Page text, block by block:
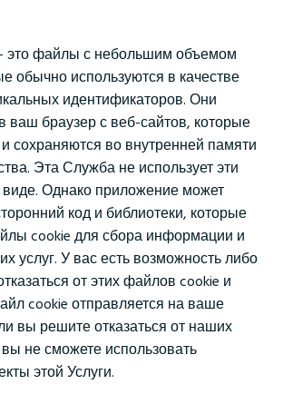
это файлы с небольшим объемом
обычно используются в качестве
идентификаторов. Они
ваш браузер с веб-сайтов, которые
сохраняются во внутренней памяти
Эта Служба не использует эти
виде. Однако приложение может
код и библиотеки, которые
cookie для сбора информации и
услуг. У вас есть возможность либо
от этих файлов cookie и
cookie отправляется на ваше
вы решите отказаться от наших
не сможете использовать
этой Услуги.